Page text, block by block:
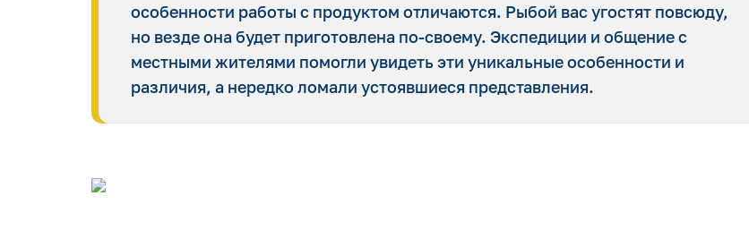
особенности работы с продуктом отличаются. Рыбой вас угостят повсюду,
но везде она будет приготовлена по-своему. Экспедиции и общение с
местными жителями помогли увидеть эти уникальные особенности и
различия, а нередко ломали устоявшиеся представления.